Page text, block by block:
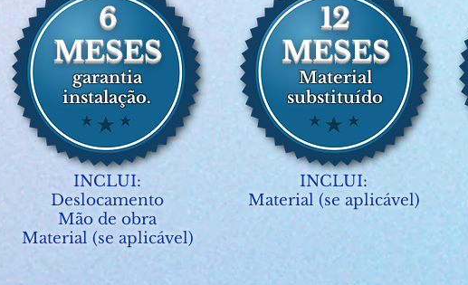
garantia
instalação.
6
MESES
INCLUI:
Deslocamento
Mão de obra
Material (se aplicável)
Material
substituído
12
MESES
INCLUI:
Material (se aplicável)